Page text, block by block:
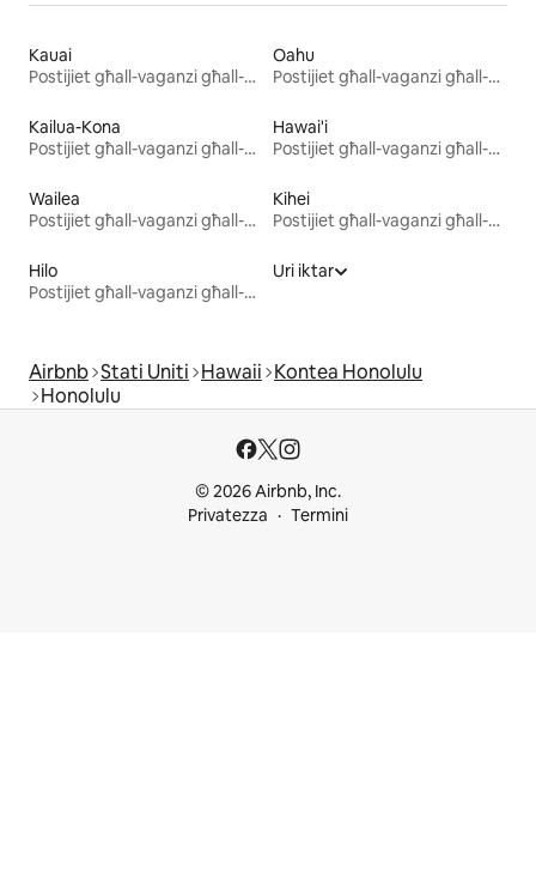
Kauai
Postijiet għall-vaganzi għall-kiri
Oahu
Postijiet għall-vaganzi għall-kiri
Kailua-Kona
Postijiet għall-vaganzi għall-kiri
Hawai'i
Postijiet għall-vaganzi għall-kiri
Wailea
Postijiet għall-vaganzi għall-kiri
Kihei
Postijiet għall-vaganzi għall-kiri
Hilo
Postijiet għall-vaganzi għall-kiri
Uri iktar
Airbnb Stati Uniti Hawaii Kontea Honolulu
Honolulu
© 2026 Airbnb, Inc.
Privatezza
Termini